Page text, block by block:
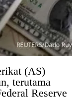
(AS)
terutama
Reserve